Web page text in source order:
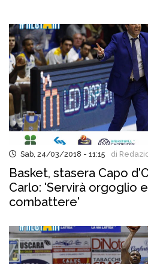
Sab, 24/03/2018 - 11:15 di
Basket, stasera Capo
Carlo: 'Servirà orgoglio
combattere'